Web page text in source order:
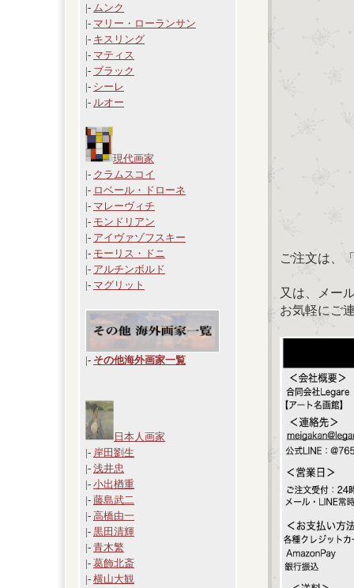
|- ムンク
|- マリー・ローランサン
|- キスリング
|- マティス
|- ブラック
|- シーレ
|- ルオー
現代画家
|- クラムスコイ
|- ロベール・ドローネ
|- マレーヴィチ
|- モンドリアン
|- アイヴァゾフスキー
|- モーリス・ドニ
|- アルチンボルド
|- マグリット
|- その他海外画家一覧
日本人画家
|- 岸田劉生
|- 浅井忠
|- 小出楢重
|- 藤島武二
|- 高橋由一
|- 黒田清輝
|- 青木繁
|- 葛飾北斎
|- 横山大観
ご注文は、
又は、メー
お気軽にご